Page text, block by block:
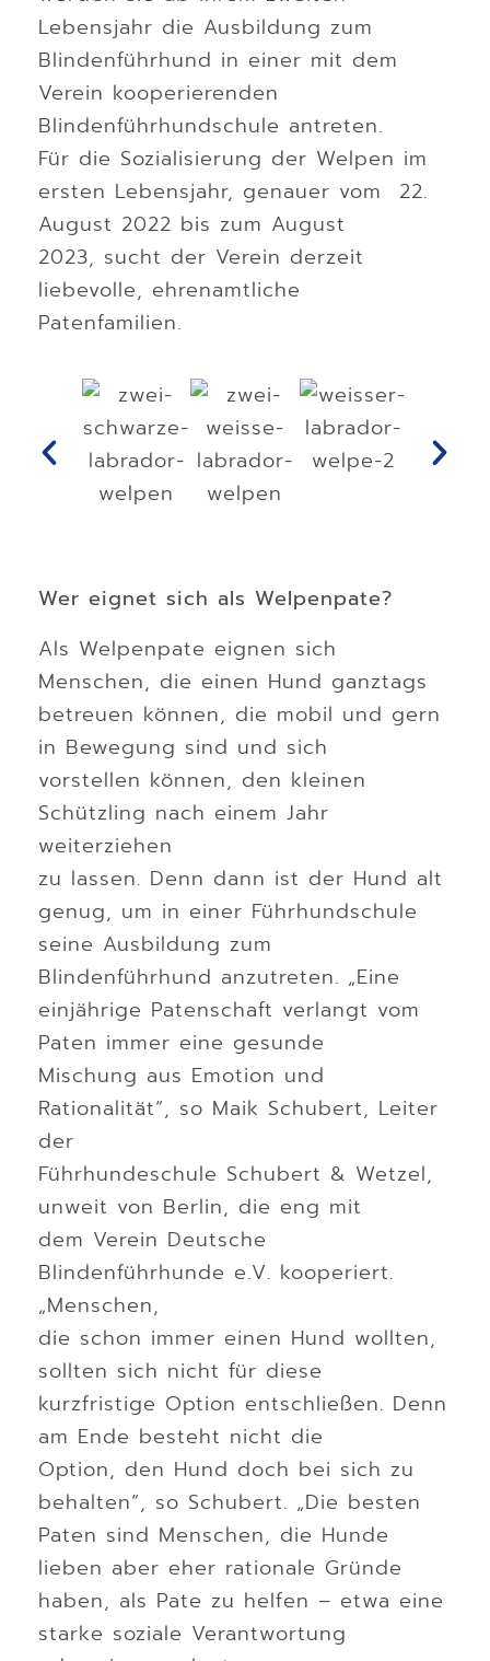
Lebensjahr die Ausbildung zum
Blindenführhund in einer mit dem
Verein kooperierenden
Blindenführhundschule antreten.
Für die Sozialisierung der Welpen im
ersten Lebensjahr, genauer vom 22.
August 2022 bis zum August
2023, sucht der Verein derzeit
liebevolle, ehrenamtliche
Patenfamilien.
Wer eignet sich als Welpenpate?
Als Welpenpate eignen sich
Menschen, die einen Hund ganztags
betreuen können, die mobil und gern
in Bewegung sind und sich
vorstellen können, den kleinen
Schützling nach einem Jahr
weiterziehen
zu lassen. Denn dann ist der Hund alt
genug, um in einer Führhundschule
seine Ausbildung zum
Blindenführhund anzutreten. „Eine
einjährige Patenschaft verlangt vom
Paten immer eine gesunde
Mischung aus Emotion und
Rationalität“, so Maik Schubert, Leiter
der
Führhundeschule Schubert & Wetzel,
unweit von Berlin, die eng mit
dem Verein Deutsche
Blindenführhunde e.V. kooperiert.
„Menschen,
die schon immer einen Hund wollten,
sollten sich nicht für diese
kurzfristige Option entschließen. Denn
am Ende besteht nicht die
Option, den Hund doch bei sich zu
behalten“, so Schubert. „Die besten
Paten sind Menschen, die Hunde
lieben aber eher rationale Gründe
haben, als Pate zu helfen – etwa eine
starke soziale Verantwortung